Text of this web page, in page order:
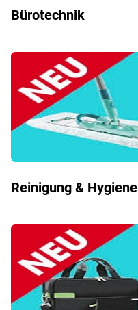
Bürotechnik
Reinigung & Hygiene